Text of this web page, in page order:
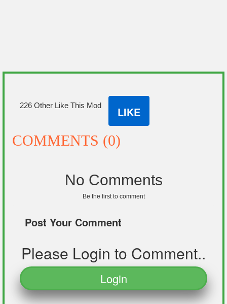
226 Other Like This Mod LIKE
COMMENTS (0)
No Comments
Be the first to comment
Post Your Comment
Please Login to Comment..
Login